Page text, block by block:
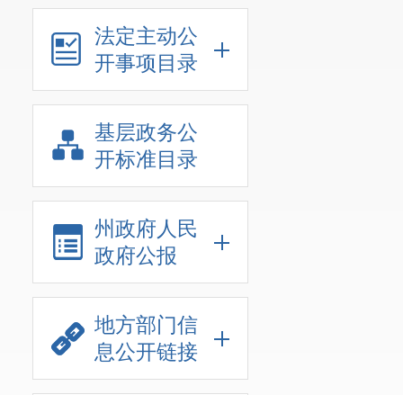
法定主动公
开事项目录
基层政务公
开标准目录
州政府人民
政府公报
地方部门信
息公开链接